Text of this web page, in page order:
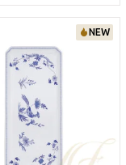
NEW